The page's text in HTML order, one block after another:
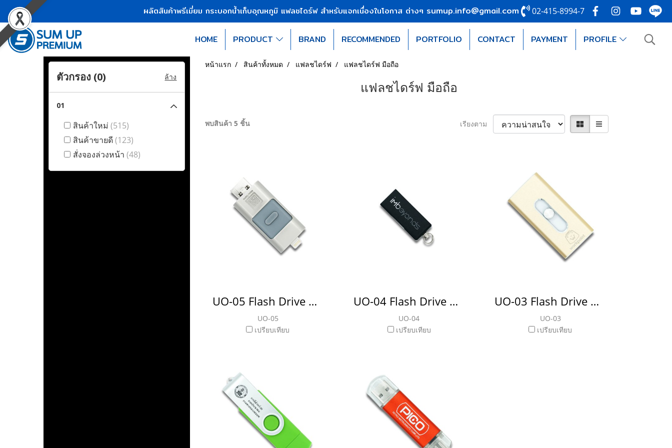
ผลิตสินค้าพรีเมี่ยม กระบอกน้ำเก็บอุณหภูมิ แฟลชไดร์ฟ สำหรับแจกเนื่องในโอกาส ต่างๆ sumup.info@gmail.com 02-415-8994-7
HOME PRODUCT BRAND RECOMMENDED PORTFOLIO CONTACT PAYMENT PROFILE
หน้าแรก สินค้าทั้งหมด แฟลชไดร์ฟ แฟลชไดร์ฟ มือถือ
แฟลชไดร์ฟ มือถือ
พบสินค้า 5 ชิ้น เรียงตาม
UO-05 Flash Drive แฟลชไดรฟ์ OTG
UO-05
เปรียบเทียบ
UO-04 Flash Drive แฟลชไดรฟ์ OTG
UO-04
เปรียบเทียบ
UO-03 Flash Drive แฟลชไดรฟ์ OTG
UO-03
เปรียบเทียบ
ตัวกรอง (0) ล้าง
01
สินค้าใหม่ (515)
สินค้าขายดี(123)
สั่งจองล่วงหน้า (48)